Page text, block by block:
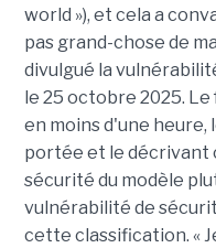
world »), et cela a
pas grand-chose de
divulgué la
le 25 octobre 2025.
en moins d'une heure,
portée et le décrivant
sécurité du modèle
vulnérabilité de
cette classification. «